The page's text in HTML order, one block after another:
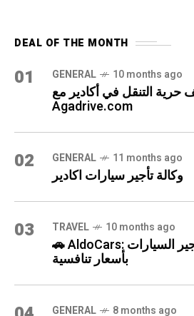
DEAL OF THE MONTH
01 GENERAL 10 months ago
حرية التنقل في أكادير مع
Agadrive.com
02 GENERAL 11 months ago
وكالة تأجير سيارات اكادير
03 TRAVEL 10 months ago
🚗 AldoCars: أفضل خدمة لتأجير السيارات
بأسعار تنافسية
GENERAL 8 months ago